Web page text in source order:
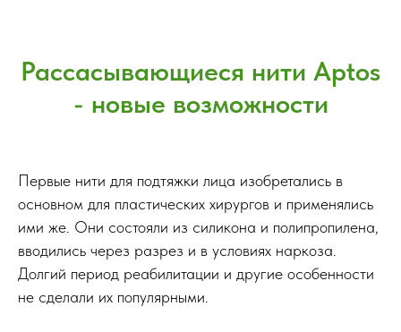
Рассасывающиеся нити Aptos
- новые возможности
Первые нити для подтяжки лица изобретались в
основном для пластических хирургов и применялись
ими же. Они состояли из силикона и полипропилена,
вводились через разрез и в условиях наркоза.
Долгий период реабилитации и другие особенности
не сделали их популярными.